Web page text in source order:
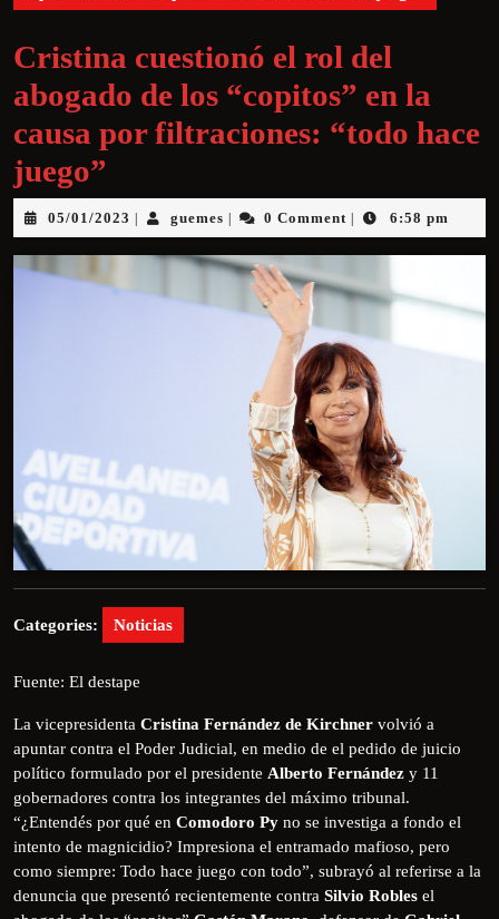
Cristina cuestionó el rol del
abogado de los “copitos” en la
causa por filtraciones: “todo hace
juego”
05/01/2023 guemes 0 Comment 6:58 pm
Categories: Noticias
Fuente: El destape
La vicepresidenta Cristina Fernández de Kirchner volvió a
apuntar contra el Poder Judicial, en medio de el pedido de juicio
político formulado por el presidente Alberto Fernández y 11
gobernadores contra los integrantes del máximo tribunal.
“¿Entendés por qué en Comodoro Py no se investiga a fondo el
intento de magnicidio? Impresiona el entramado mafioso, pero
como siempre: Todo hace juego con todo”, subrayó al referirse a la
denuncia que presentó recientemente contra Silvio Robles el